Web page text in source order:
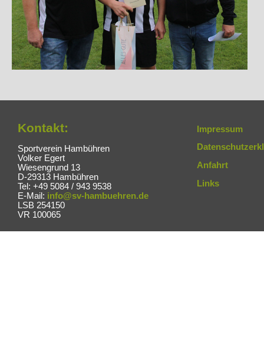
Kontakt:
Sportverein Hambühren
Volker Egert
Wiesengrund 13
D-29313 Hambühren
Tel: +49 5084 / 943 9538
E-Mail: info@sv-hambuehren.de
LSB 254150
VR 100065
Impressum
Anfahrt
Links